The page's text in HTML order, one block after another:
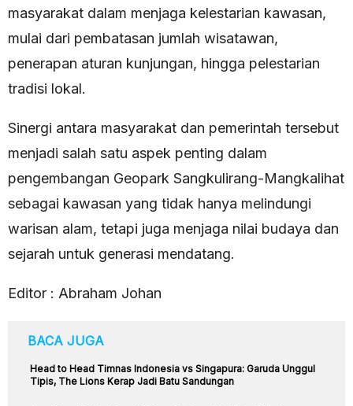
masyarakat dalam menjaga kelestarian kawasan,
mulai dari pembatasan jumlah wisatawan,
penerapan aturan kunjungan, hingga pelestarian
tradisi lokal.
Sinergi antara masyarakat dan pemerintah tersebut
menjadi salah satu aspek penting dalam
pengembangan Geopark Sangkulirang-Mangkalihat
sebagai kawasan yang tidak hanya melindungi
warisan alam, tetapi juga menjaga nilai budaya dan
sejarah untuk generasi mendatang.
Editor : Abraham Johan
BACA JUGA
Head to Head Timnas Indonesia vs Singapura: Garuda Unggul
Tipis, The Lions Kerap Jadi Batu Sandungan